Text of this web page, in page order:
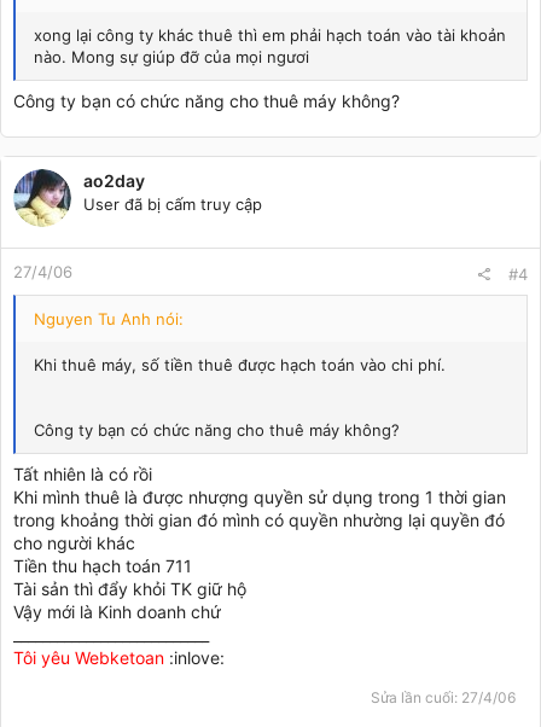
xong lại công ty khác thuê thì em phải hạch toán vào tài khoản
nào. Mong sự giúp đỡ của mọi ngươi
Công ty bạn có chức năng cho thuê máy không?
ao2day
User đã bị cấm truy cập
27/4/06 #4
Nguyen Tu Anh nói:
Khi thuê máy, số tiền thuê được hạch toán vào chi phí.
Công ty bạn có chức năng cho thuê máy không?
Tất nhiên là có rồi
Khi mình thuê là được nhượng quyền sử dụng trong 1 thời gian
trong khoảng thời gian đó mình có quyền nhường lại quyền đó
cho người khác
Tiền thu hạch toán 711
Tài sản thì đẩy khỏi TK giữ hộ
Vậy mới là Kinh doanh chứ
Tôi yêu Webketoan :inlove:
Sửa lần cuối: 27/4/06